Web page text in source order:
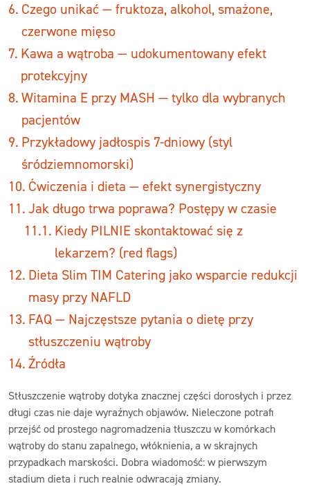
Czego unikać — fruktoza, alkohol, smażone,
czerwone mięso
Kawa a wątroba — udokumentowany efekt
protekcyjny
Witamina E przy MASH — tylko dla wybranych
pacjentów
Przykładowy jadłospis 7-dniowy (styl
śródziemnomorski)
Ćwiczenia i dieta — efekt synergistyczny
Jak długo trwa poprawa? Postępy w czasie
Kiedy PILNIE skontaktować się z
lekarzem? (red flags)
Dieta Slim TIM Catering jako wsparcie redukcji
masy przy NAFLD
FAQ — Najczęstsze pytania o dietę przy
stłuszczeniu wątroby
Źródła
Stłuszczenie wątroby dotyka znacznej części dorosłych i przez
długi czas nie daje wyraźnych objawów. Nieleczone potrafi
przejść od prostego nagromadzenia tłuszczu w komórkach
wątroby do stanu zapalnego, włóknienia, a w skrajnych
przypadkach marskości. Dobra wiadomość: w pierwszym
stadium dieta i ruch realnie odwracają zmiany.